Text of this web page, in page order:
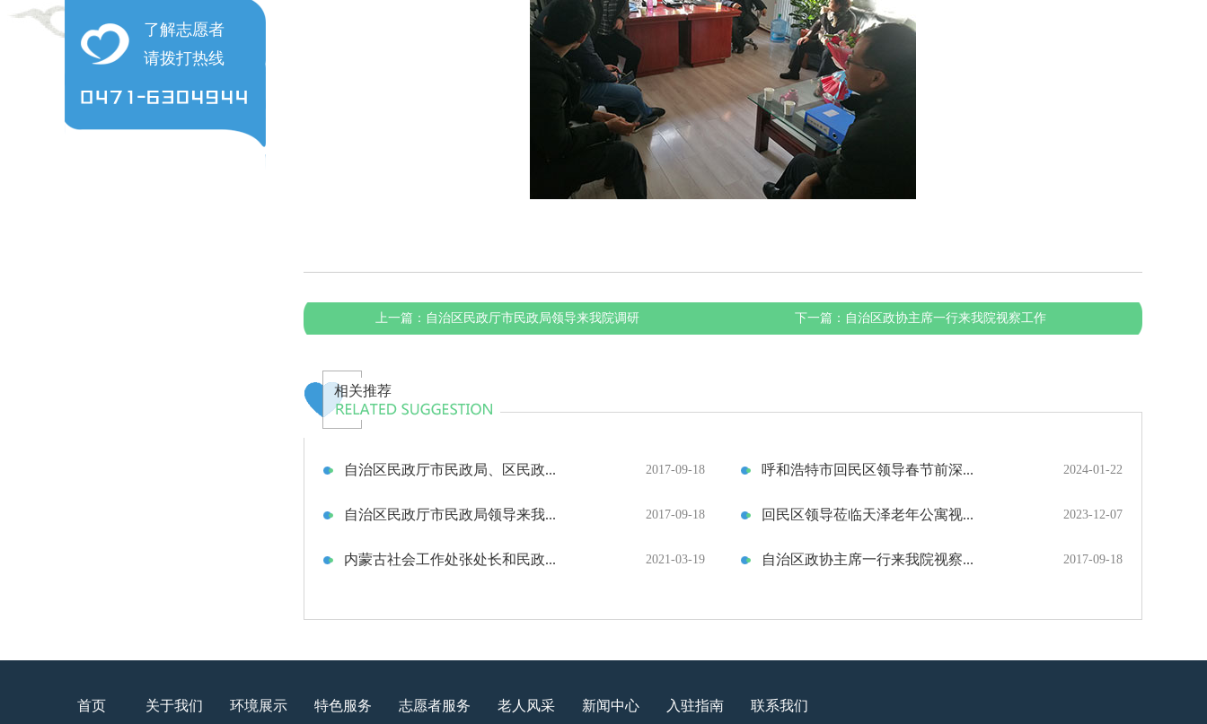
了解志愿者
请拨打热线
上一篇： 自治区民政厅市民政局领导来我院调研 下一篇： 自治区政协主席一行来我院视察工作
相关推荐
2017-09-18
自治区民政厅市民政局、区民政... 2024-01-22
呼和浩特市回民区领导春节前深...
2017-09-18
自治区民政厅市民政局领导来我... 2023-12-07
回民区领导莅临天泽老年公寓视...
2021-03-19
内蒙古社会工作处张处长和民政... 2017-09-18
自治区政协主席一行来我院视察...
首页 关于我们 环境展示 特色服务 志愿者服务 老人风采 新闻中心 入驻指南 联系我们